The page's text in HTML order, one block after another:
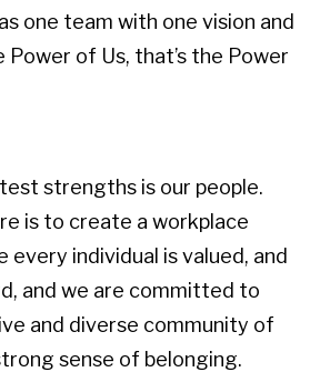
one team with one vision and
Power of Us, that’s the Power
strengths is our people.
is to create a workplace
every individual is valued, and
and we are committed to
and diverse community of
sense of belonging.